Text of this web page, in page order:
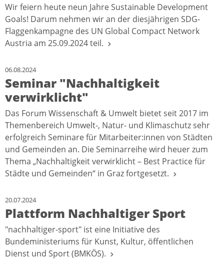
Wir feiern heute neun Jahre Sustainable Development
Goals! Darum nehmen wir an der diesjährigen SDG-
Flaggenkampagne des UN Global Compact Network
Austria am 25.09.2024 teil.
06.08.2024
Seminar "Nachhaltigkeit
verwirklicht"
Das Forum Wissenschaft & Umwelt bietet seit 2017 im
Themenbereich Umwelt-, Natur- und Klimaschutz sehr
erfolgreich Seminare für Mitarbeiter:innen von Städten
und Gemeinden an. Die Seminarreihe wird heuer zum
Thema „Nachhaltigkeit verwirklicht – Best Practice für
Städte und Gemeinden“ in Graz fortgesetzt.
20.07.2024
Plattform Nachhaltiger Sport
"nachhaltiger-sport" ist eine Initiative des
Bundeministeriums für Kunst, Kultur, öffentlichen
Dienst und Sport (BMKÖS).